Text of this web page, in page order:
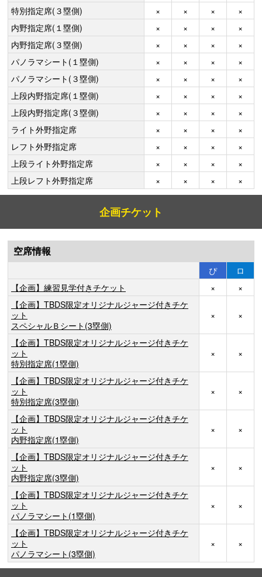
特別指定席(３塁側)
× × ×
×
内野指定席(１塁側)
× × ×
×
内野指定席(３塁側)
× × ×
×
パノラマシート(１塁側)
× × ×
×
パノラマシート(３塁側)
× × ×
×
上段内野指定席(１塁側)
× × ×
×
上段内野指定席(３塁側)
× × ×
×
ライト外野指定席
× × ×
×
レフト外野指定席
× × ×
×
上段ライト外野指定席
× × ×
×
上段レフト外野指定席
× × × ×
企画チケット
空席情報
ぴ
ロ
【企画】練習見学付きチケット
×
×
【企画】TBDS限定オリジナルジャージ付きチケ
ット
スペシャルＢシート(3塁側)
× ×
【企画】TBDS限定オリジナルジャージ付きチケ
ット
特別指定席(1塁側)
× ×
【企画】TBDS限定オリジナルジャージ付きチケ
ット
特別指定席(3塁側)
× ×
【企画】TBDS限定オリジナルジャージ付きチケ
ット
内野指定席(1塁側)
× ×
【企画】TBDS限定オリジナルジャージ付きチケ
ット
内野指定席(3塁側)
× ×
【企画】TBDS限定オリジナルジャージ付きチケ
ット
パノラマシート(1塁側)
× ×
【企画】TBDS限定オリジナルジャージ付きチケ
ット
パノラマシート(3塁側)
× ×